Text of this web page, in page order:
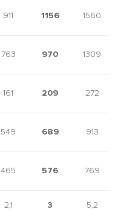
911 1156 1560
763 970 1309
161 209 272
549 689 913
465 576 769
2,1 3 5,2